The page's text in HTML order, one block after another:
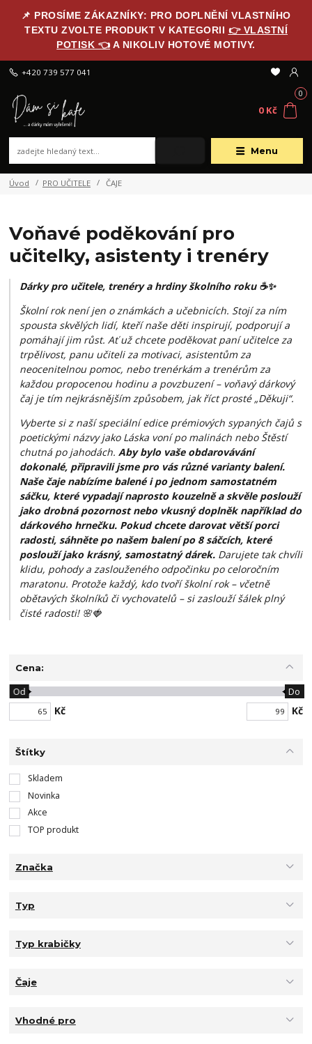
📌 PROSÍME ZÁKAZNÍKY: PRO DOPLNĚNÍ VLASTNÍHO
TEXTU ZVOLTE PRODUKT V KATEGORII 👉 VLASTNÍ
POTISK 👈 A NIKOLIV HOTOVÉ MOTIVY.
Menu
+420 739 577 041
0
0 Kč
Úvod PRO UČITELE ČAJE
Voňavé poděkování pro
učitelky, asistenty i trenéry
Dárky pro učitele, trenéry a hrdiny školního roku ☕✨
Školní rok není jen o známkách a učebnicích. Stojí za ním
spousta skvělých lidí, kteří naše děti inspirují, podporují a
pomáhají jim růst. Ať už chcete poděkovat paní učitelce za
trpělivost, panu učiteli za motivaci, asistentům za
neocenitelnou pomoc, nebo trenérkám a trenérům za
každou propocenou hodinu a povzbuzení – voňavý dárkový
čaj je tím nejkrásnějším způsobem, jak říct prosté „Děkuji“.
Vyberte si z naší speciální edice prémiových sypaných čajů s
poetickými názvy jako Láska voní po malinách nebo Štěstí
chutná po jahodách.Aby bylo vaše obdarovávání
dokonalé, připravili jsme pro vás různé varianty balení.
Naše čaje nabízíme balené i po jednom samostatném
sáčku, které vypadají naprosto kouzelně a skvěle poslouží
jako drobná pozornost nebo vkusný doplněk například do
dárkového hrnečku. Pokud chcete darovat větší porci
radosti, sáhněte po našem balení po 8 sáčcích, které
poslouží jako krásný, samostatný dárek. Darujete tak chvíli
klidu, pohody a zaslouženého odpočinku po celoročním
maratonu. Protože každý, kdo tvoří školní rok – včetně
obětavých školníků či vychovatelů – si zaslouží šálek plný
čisté radosti! 🌸🍓
Cena:
Kč
Od Do
Kč
Štítky
Skladem
Novinka
Akce
TOP produkt
Značka
Typ
Typ krabičky
Čaje
Vhodné pro